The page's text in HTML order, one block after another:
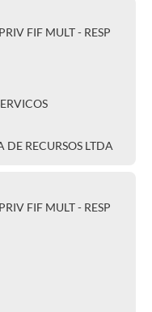
FIF MULT - RESP
DE RECURSOS LTDA
FIF MULT - RESP